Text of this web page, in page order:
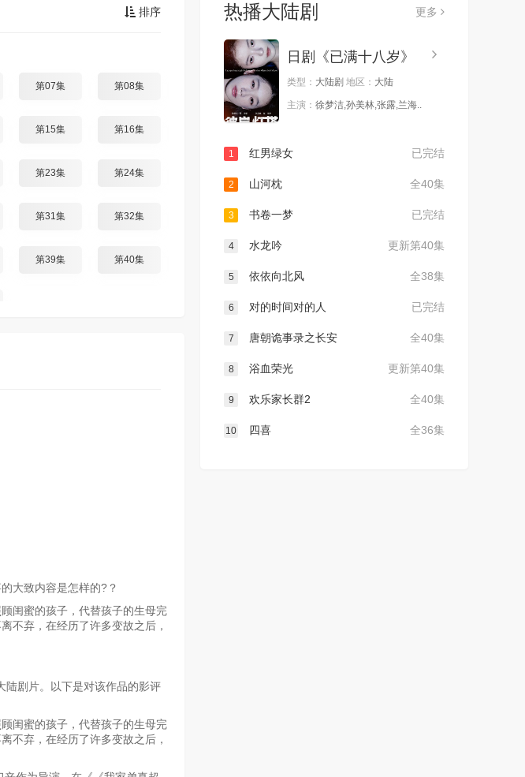
排序
第07集 第08集
第15集 第16集
第23集 第24集
第31集 第32集
第39集 第40集
大致内容是怎样的?？
闺蜜的孩子，代替孩子的生母完
不弃，在经历了许多变故之后，
陆剧片。以下是对该作品的影评
闺蜜的孩子，代替孩子的生母完
不弃，在经历了许多变故之后，
热播大陆剧 更多
日剧《已满十八岁》
类型： 大陆剧 地区： 大陆
主演： 徐梦洁,孙美林,张露,兰海..
已完结
1 红男绿女
全40集
2 山河枕
已完结
3 书卷一梦
更新第40集
4 水龙吟
全38集
5 依依向北风
已完结
6 对的时间对的人
全40集
7 唐朝诡事录之长安
更新第40集
8 浴血荣光
全40集
9 欢乐家长群2
全36集
10 四喜